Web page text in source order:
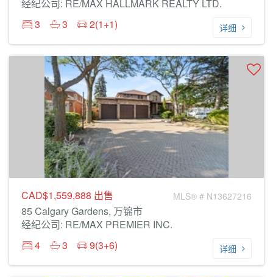
经纪公司: RE/MAX HALLMARK REALTY LTD.
3
3 2(1+1) 详细
CAD$1,559,888 出售 MLS® # N13627216
85 Calgary Gardens, 万锦市
经纪公司: RE/MAX PREMIER INC.
4
3 9(3+6) 详细